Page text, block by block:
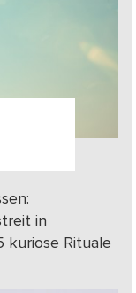
in
kuriose Rituale